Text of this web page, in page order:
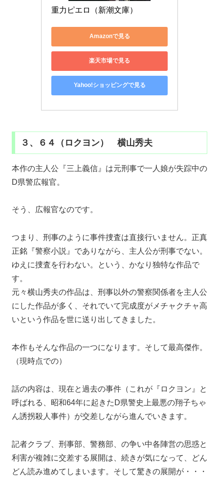
重力ピエロ（新潮文庫）
Amazonで見る
楽天市場で見る
Yahoo!ショッピングで見る
３、６４（ロクヨン） 横山秀夫
本作の主人公『三上義信』は元刑事で一人娘が失踪中の
D県警広報官。
そう、広報官なのです。
つまり、刑事のように事件捜査は直接行いません。正真
正銘『警察小説』でありながら、主人公が刑事でない。
ゆえに捜査を行わない。という、かなり独特な作品で
す。
元々横山秀夫の作品は、刑事以外の警察関係者を主人公
にした作品が多く、それでいて完成度がメチャクチャ高
いという作品を世に送り出してきました。
本作もそんな作品の一つになります。そして最高傑作。
（現時点での）
話の内容は、現在と過去の事件（これが『ロクヨン』と
呼ばれる、昭和64年に起きたD県警史上最悪の翔子ちゃ
ん誘拐殺人事件）が交差しながら進んでいきます。
記者クラブ、刑事部、警務部、の争い中各陣営の思惑と
利害が複雑に交差する展開は、続きが気になって、どん
どん読み進めてしまいます。そして驚きの展開が・・・